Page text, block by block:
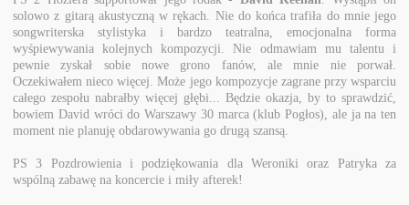
solowo z gitarą akustyczną w rękach. Nie do końca trafiła do mnie jego
songwriterska stylistyka i bardzo teatralna, emocjonalna forma
wyśpiewywania kolejnych kompozycji. Nie odmawiam mu talentu i
pewnie zyskał sobie nowe grono fanów, ale mnie nie porwał.
Oczekiwałem nieco więcej. Może jego kompozycje zagrane przy wsparciu
całego zespołu nabrałby więcej głębi... Będzie okazja, by to sprawdzić,
bowiem David wróci do Warszawy 30 marca (klub Pogłos), ale ja na ten
moment nie planuję obdarowywania go drugą szansą.
PS 3 Pozdrowienia i podziękowania dla Weroniki oraz Patryka za
wspólną zabawę na koncercie i miły afterek!